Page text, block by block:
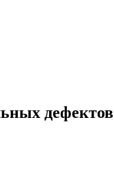
дефектов